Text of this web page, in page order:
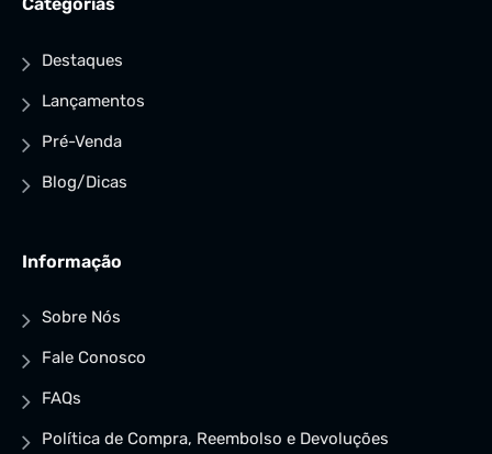
Destaques
Lançamentos
Pré-Venda
Blog/Dicas
Informação
Sobre Nós
Fale Conosco
FAQs
Política de Compra, Reembolso e Devoluções